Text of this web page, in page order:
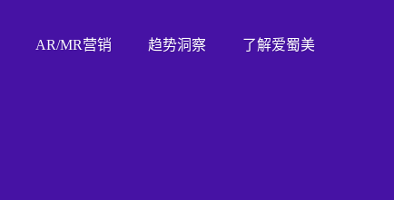
AR/MR营销 趋势洞察 了解爱蜀美